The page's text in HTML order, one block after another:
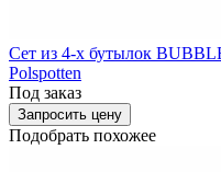
Сет из 4-х бутылок
Polspotten
Под заказ
Запросить цену
Подобрать похожее